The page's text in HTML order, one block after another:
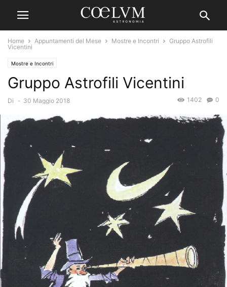
Home Appuntamenti del Mese Mostre e Incontri
Gruppo Astrofili
Vicentini
Mostre e Incontri
Gruppo Astrofili Vicentini
Di - 30 Maggio 2018 0
1402